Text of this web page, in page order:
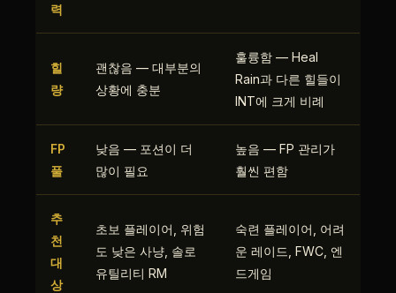
력
힐
량
괜찮음 — 대부분의
상황에 충분
훌륭함 — Heal
Rain과 다른 힐들이
INT에 크게 비례
FP
풀
낮음 — 포션이 더
많이 필요
높음 — FP 관리가
훨씬 편함
추
천
대
상
초보 플레이어, 위험
도 낮은 사냥, 솔로
유틸리티 RM
숙련 플레이어, 어려
운 레이드, FWC, 엔
드게임